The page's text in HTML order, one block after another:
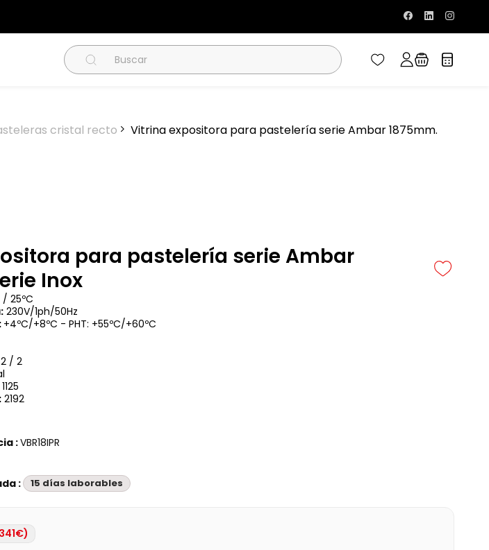
cristal recto
Vitrina expositora para pastelería serie Ambar 1875mm.
para pastelería serie Ambar
Inox
/ 25ºC
230V/1ph/50Hz
+4ºC/+8ºC - PHT: +55ºC/+60ºC
/ 2
2192
:VBR18IPR
: 15 días laborables